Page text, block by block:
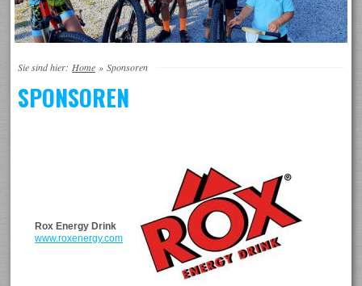
Sie sind hier: Home »Sponsoren
SPONSOREN
Rox Energy Drink
www.roxenergy.com